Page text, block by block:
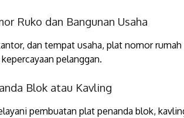
Ruko dan Bangunan Usaha
dan tempat usaha, plat nomor
pelanggan.
Blok atau Kavling
pembuatan plat penanda blok,